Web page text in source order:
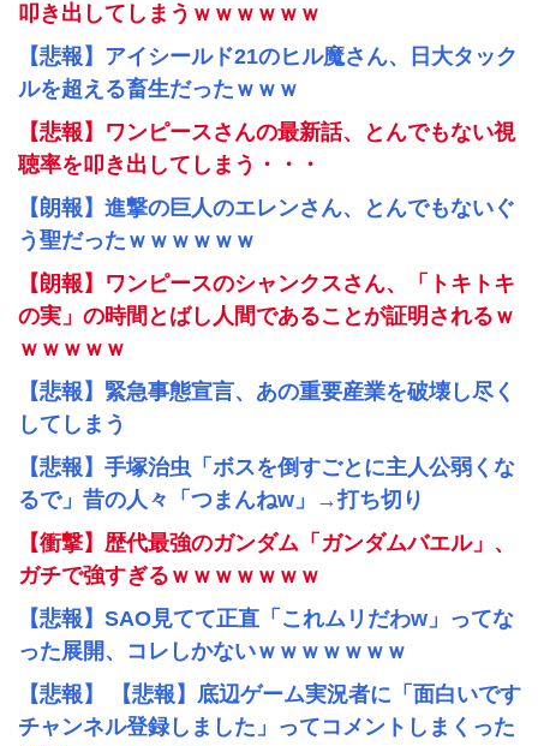
叩き出してしまうｗｗｗｗｗｗ
【悲報】アイシールド21のヒル魔さん、日大タック
ルを超える畜生だったｗｗｗ
【悲報】ワンピースさんの最新話、とんでもない視
聴率を叩き出してしまう・・・
【朗報】進撃の巨人のエレンさん、とんでもないぐ
う聖だったｗｗｗｗｗｗ
【朗報】ワンピースのシャンクスさん、「トキトキ
の実」の時間とばし人間であることが証明されるｗ
ｗｗｗｗｗ
【悲報】緊急事態宣言、あの重要産業を破壊し尽く
してしまう
【悲報】手塚治虫「ボスを倒すごとに主人公弱くな
るで」昔の人々「つまんねw」→打ち切り
【衝撃】歴代最強のガンダム「ガンダムバエル」、
ガチで強すぎるｗｗｗｗｗｗｗ
【悲報】SAO見てて正直「これムリだわw」ってな
った展開、コレしかないｗｗｗｗｗｗｗ
【悲報】 【悲報】底辺ゲーム実況者に「面白いです
チャンネル登録しました」ってコメントしまくった